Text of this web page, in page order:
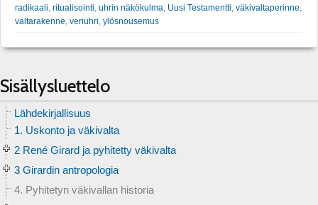
radikaali ritualisointi uhrin näkökulma Uusi Testamentti väkivaltaperinne
valtarakenne veriuhri ylösnousemus
Sisällysluettelo
Lähdekirjallisuus
1. Uskonto ja väkivalta
2 René Girard ja pyhitetty väkivalta
3 Girardin antropologia
4. Pyhitetyn väkivallan historia